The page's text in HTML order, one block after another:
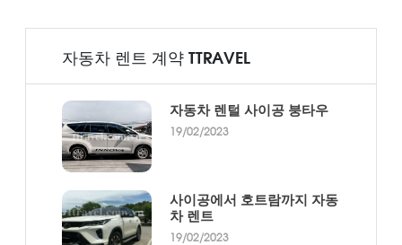
자동차 렌트 계약 TTRAVEL
자동차 렌털 사이공 붕타우
19/02/2023
사이공에서 호트람까지 자동
차 렌트
19/02/2023